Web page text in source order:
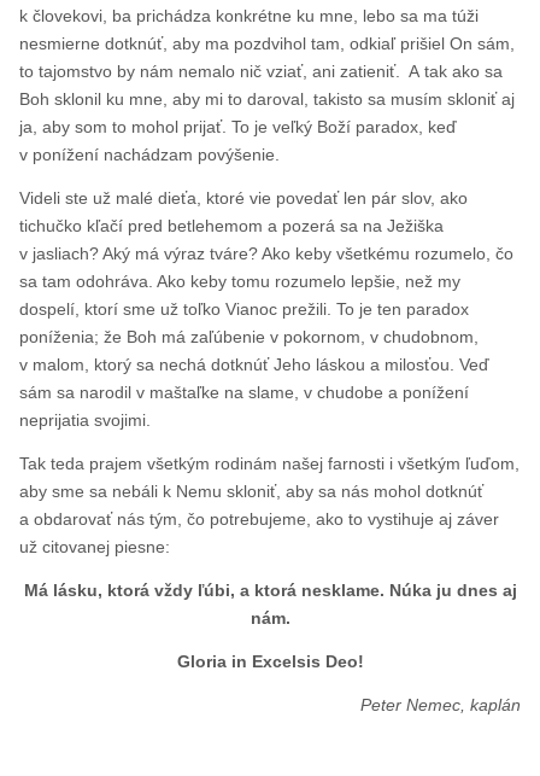
k človekovi, ba prichádza konkrétne ku mne, lebo sa ma túži
nesmierne dotknúť, aby ma pozdvihol tam, odkiaľ prišiel On sám,
to tajomstvo by nám nemalo nič vziať, ani zatieniť. A tak ako sa
Boh sklonil ku mne, aby mi to daroval, takisto sa musím skloniť aj
ja, aby som to mohol prijať. To je veľký Boží paradox, keď
v ponížení nachádzam povýšenie.
Videli ste už malé dieťa, ktoré vie povedať len pár slov, ako
tichučko kľačí pred betlehemom a pozerá sa na Ježiška
v jasliach? Aký má výraz tváre? Ako keby všetkému rozumelo, čo
sa tam odohráva. Ako keby tomu rozumelo lepšie, než my
dospelí, ktorí sme už toľko Vianoc prežili. To je ten paradox
poníženia; že Boh má zaľúbenie v pokornom, v chudobnom,
v malom, ktorý sa nechá dotknúť Jeho láskou a milosťou. Veď
sám sa narodil v maštaľke na slame, v chudobe a ponížení
neprijatia svojimi.
Tak teda prajem všetkým rodinám našej farnosti i všetkým ľuďom,
aby sme sa nebáli k Nemu skloniť, aby sa nás mohol dotknúť
a obdarovať nás tým, čo potrebujeme, ako to vystihuje aj záver
už citovanej piesne:
Má lásku, ktorá vždy ľúbi, a ktorá nesklame. Núka ju dnes aj
nám.
Gloria in Excelsis Deo!
Peter Nemec, kaplán